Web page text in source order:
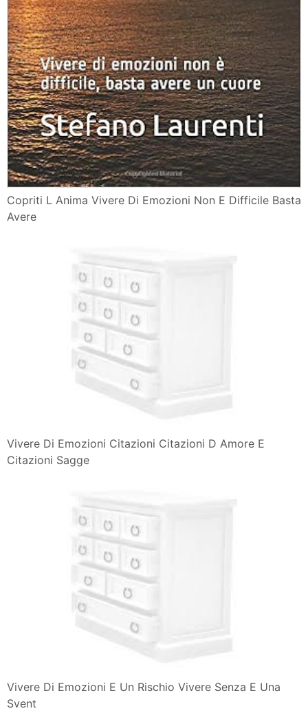
Copriti L Anima Vivere Di Emozioni Non E Difficile Basta
Avere
Vivere Di Emozioni Citazioni Citazioni D Amore E
Citazioni Sagge
Vivere Di Emozioni E Un Rischio Vivere Senza E Una
Svent